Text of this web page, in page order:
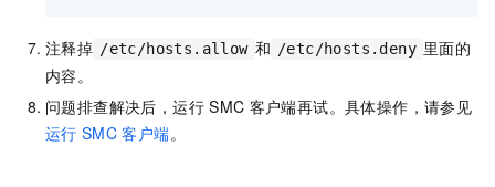
注释掉 /etc/hosts.allow 和 /etc/hosts.deny 里面的
内容。
问题排查解决后，运行 SMC 客户端再试。具体操作，请参见
运行 SMC 客户端。